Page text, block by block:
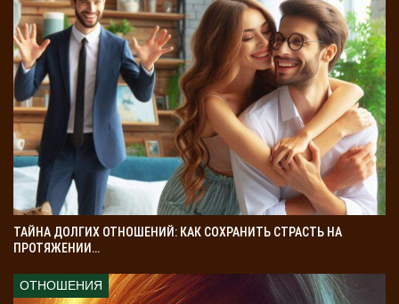
ТАЙНА ДОЛГИХ ОТНОШЕНИЙ: КАК СОХРАНИТЬ СТРАСТЬ НА
ПРОТЯЖЕНИИ…
ОТНОШЕНИЯ